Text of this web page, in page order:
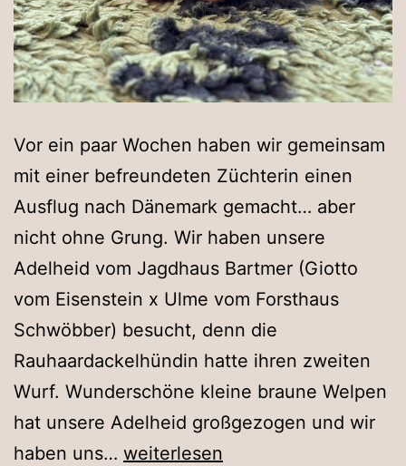
Vor ein paar Wochen haben wir gemeinsam
mit einer befreundeten Züchterin einen
Ausflug nach Dänemark gemacht… aber
nicht ohne Grung. Wir haben unsere
Adelheid vom Jagdhaus Bartmer (Giotto
vom Eisenstein x Ulme vom Forsthaus
Schwöbber) besucht, denn die
Rauhaardackelhündin hatte ihren zweiten
Wurf. Wunderschöne kleine braune Welpen
hat unsere Adelheid großgezogen und wir
haben uns… zu
weiterlesen